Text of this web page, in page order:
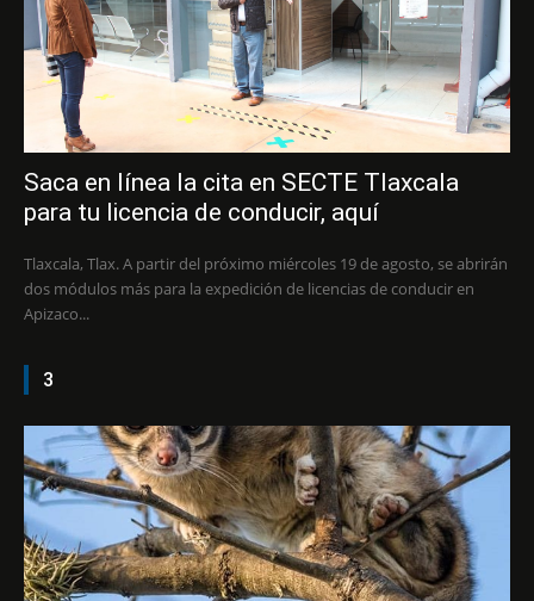
Saca en línea la cita en SECTE Tlaxcala
para tu licencia de conducir, aquí
Tlaxcala, Tlax. A partir del próximo miércoles 19 de agosto, se abrirán
dos módulos más para la expedición de licencias de conducir en
Apizaco...
3